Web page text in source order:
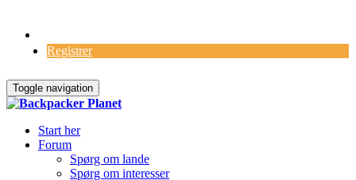
Registrer
Toggle navigation
Start her
Forum
Spørg om lande
Spørg om interesser